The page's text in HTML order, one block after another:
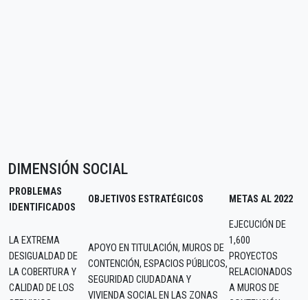
DIMENSIÓN SOCIAL
PROBLEMAS
IDENTIFICADOS
OBJETIVOS ESTRATÉGICOS METAS AL 2022
LA EXTREMA
DESIGUALDAD DE
LA COBERTURA Y
CALIDAD DE LOS
APOYO EN TITULACIÓN, MUROS DE
CONTENCIÓN, ESPACIOS PÚBLICOS,
SEGURIDAD CIUDADANA Y
VIVIENDA SOCIAL EN LAS ZONAS
EJECUCIÓN DE
1,600
PROYECTOS
RELACIONADOS
A MUROS DE